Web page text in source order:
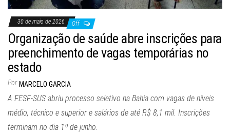
30 de maio de 2026 Off
Organização de saúde abre inscrições para
preenchimento de vagas temporárias no
estado
Por MARCELO GARCIA
A FESF-SUS abriu processo seletivo na Bahia com vagas de níveis
médio, técnico e superior e salários de até R$ 8,1 mil. Inscrições
terminam no dia 1º de junho.